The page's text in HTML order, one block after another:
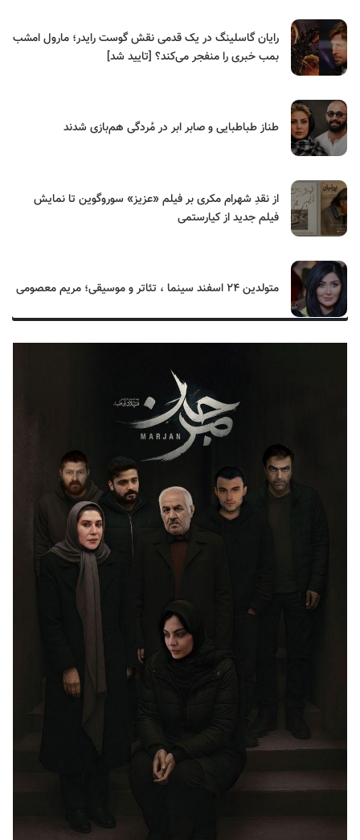
رایان گاسلینگ در یک قدمی نقش گوست رایدر؛ مارول امشب
بمب خبری را منفجر می‌کند؟ [تایید شد]
طناز طباطبایی و صابر ابر در مُردگی هم‌بازی شدند
از نقدِ شهرام مکری بر فیلم «عزیز» سوروگوین تا نمایش
فیلم جدید از کیارستمی
متولدین ۲۴ اسفند سینما ، تئاتر و موسیقی؛ مریم معصومی